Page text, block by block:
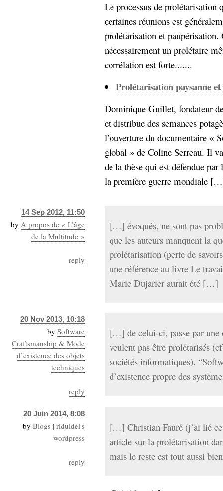
Le processus de prolétarisation
certaines réunions est
prolétarisation et paupérisation.
nécessairement un prolétaire
corrélation est forte.......
Prolétarisation paysanne
Dominique Guillet, fondateur
et distribue des semances
l’ouverture du documentaire «
global » de Coline Serreau. Il
de la thèse qui est défendue par
la première guerre mondiale
14 Sep 2012, 11:50
by A propos de « L’âge
de la Multitude »
reply
[…] évoqués, ne sont pas
que les auteurs manquent la
prolétarisation (perte de
une référence au livre Le
Marie Dujarier aurait été […]
20 Nov 2013, 10:18
by Software
Craftsmanship & Mode
d’existence des objets
techniques
reply
[…] de celui-ci, passe par une
veulent pas être prolétarisés
sociétés informatiques).
d’existence propre des
20 Juin 2014, 8:08
by Blogs | riduidel's
wordpress
reply
[…] Christian Fauré (j’ai lié ce
article sur la prolétarisation
mais le reste est tout aussi